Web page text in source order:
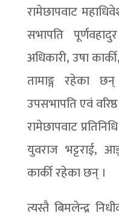
रामेछापवाट
सभापति
अधिकारी, उषा
तामाङ्ग रहेका
उपसभापति एवं
रामेछापवाट
युवराज भट्टराई,
कार्की रहेका छन् ।
त्यस्तै बिमलेन्द्र